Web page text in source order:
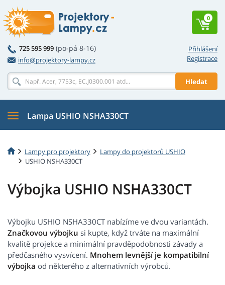
Přihlášení
Registrace
725 595 999 (po-pá 8-16)
info@projektory-lampy.cz
Hledat
0
Lampa USHIO NSHA330CT
Lampy pro projektory
Lampy do projektorů USHIO
USHIO NSHA330CT
Výbojka USHIO NSHA330CT
Výbojku USHIO NSHA330CT nabízíme ve dvou variantách.
Značkovou výbojku si kupte, když trváte na maximální
kvalitě projekce a minimální pravděpodobnosti závady a
předčasného vysvícení. Mnohem levnější je kompatibilní
výbojka od některého z alternativních výrobců.